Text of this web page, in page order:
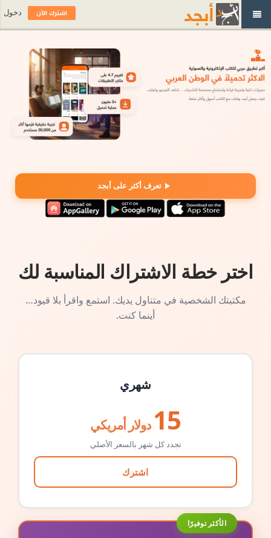
تعرف أكثر على أبجد
اختر خطة الاشتراك المناسبة لك
مكتبتك الشخصية في متناول يديك. استمع واقرأ بلا قيود…
أينما كنت.
شهري
15 دولار أمريكي
تجدد كل شهر بالسعر الأصلي
اشترك
الأكثر توفيرًا
اشترك الآن دخول